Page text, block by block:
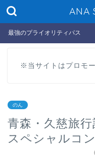
ANA
最強のプライオリティパス
※当サイトはプロモ
のん
青森・久慈旅
スペシャルコ